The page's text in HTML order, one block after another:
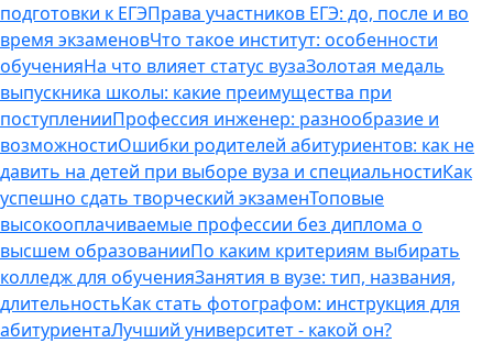
подготовки к ЕГЭПрава участников ЕГЭ: до, после и во
время экзаменовЧто такое институт: особенности
обученияНа что влияет статус вузаЗолотая медаль
выпускника школы: какие преимущества при
поступленииПрофессия инженер: разнообразие и
возможностиОшибки родителей абитуриентов: как не
давить на детей при выборе вуза и специальностиКак
успешно сдать творческий экзаменТоповые
высокооплачиваемые профессии без диплома о
высшем образованииПо каким критериям выбирать
колледж для обученияЗанятия в вузе: тип, названия,
длительностьКак стать фотографом: инструкция для
абитуриентаЛучший университет - какой он?